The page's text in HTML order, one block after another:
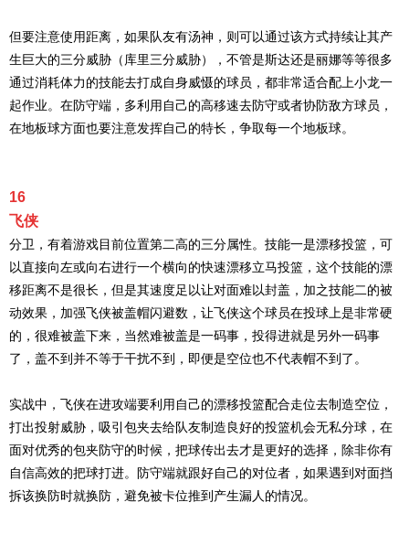
但要注意使用距离，如果队友有汤神，则可以通过该方式持续让其产
生巨大的三分威胁（库里三分威胁），不管是斯达还是丽娜等等很多
通过消耗体力的技能去打成自身威慑的球员，都非常适合配上小龙一
起作业。在防守端，多利用自己的高移速去防守或者协防敌方球员，
在地板球方面也要注意发挥自己的特长，争取每一个地板球。
16
飞侠
分卫，有着游戏目前位置第二高的三分属性。技能一是漂移投篮，可
以直接向左或向右进行一个横向的快速漂移立马投篮，这个技能的漂
移距离不是很长，但是其速度足以让对面难以封盖，加之技能二的被
动效果，加强飞侠被盖帽闪避数，让飞侠这个球员在投球上是非常硬
的，很难被盖下来，当然难被盖是一码事，投得进就是另外一码事
了，盖不到并不等于干扰不到，即便是空位也不代表帽不到了。
实战中，飞侠在进攻端要利用自己的漂移投篮配合走位去制造空位，
打出投射威胁，吸引包夹去给队友制造良好的投篮机会无私分球，在
面对优秀的包夹防守的时候，把球传出去才是更好的选择，除非你有
自信高效的把球打进。防守端就跟好自己的对位者，如果遇到对面挡
拆该换防时就换防，避免被卡位推到产生漏人的情况。